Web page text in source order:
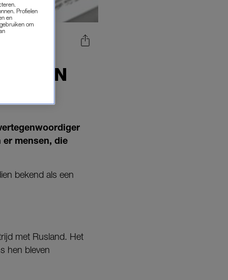
er mensen, die
bekend als een
met Rusland. Het
hen bleven
Profielen
en
om